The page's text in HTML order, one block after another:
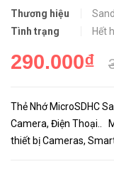
Thương hiệu
Tình trạng
Hết
290.000₫
Thẻ Nhớ MicroSDHC
Camera, Điện Thoại.. Mô tả sản phẩm:
thiết bị Cameras,